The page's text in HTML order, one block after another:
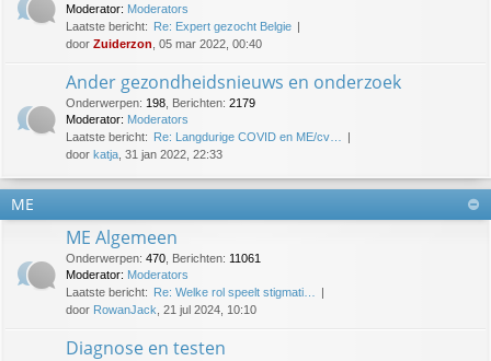
Moderator: Moderators
Laatste bericht: Re: Expert gezocht Belgie
door Zuiderzon , 05 mar 2022, 00:40
Ander gezondheidsnieuws en onderzoek
Onderwerpen: 198 Berichten: 2179
Moderator: Moderators
Laatste bericht: Re: Langdurige COVID en ME/cv…
door katja , 31 jan 2022, 22:33
ME
ME Algemeen
Onderwerpen: 470 Berichten: 11061
Moderator: Moderators
Laatste bericht: Re: Welke rol speelt stigmati…
door RowanJack , 21 jul 2024, 10:10
Diagnose en testen